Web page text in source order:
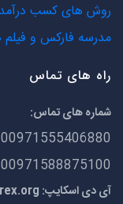
روش های کسب درآمد
مدرسه فارکس و
راه های تماس
شماره های تماس:
00971555406880
00971588875100
آی دی اسکایپ: pforex.org